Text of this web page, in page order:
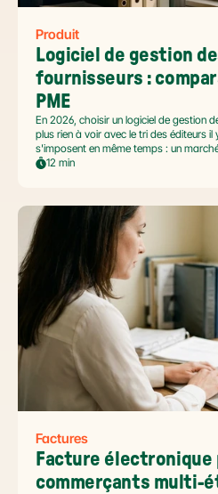
Produit
Logiciel de gestion
fournisseurs :
PME
En 2026, choisir un logiciel de gestion
plus rien à voir avec le tri des éditeurs
s'imposent en même temps : un
USD en pleine accélération, une
de traitement, selon Forrester 2026).
outils pertinents pour les PME
dans ce paysage en mouvement.
12 min
Factures
Facture électronique
commerçants multi-